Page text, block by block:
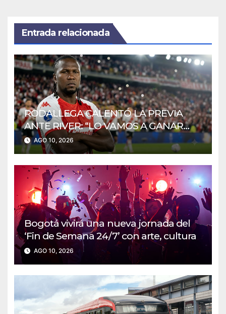
Entrada relacionada
RODALLEGA CALENTÓ LA PREVIA
ANTE RIVER: “LO VAMOS A GANAR
CON HUEVITOS”
AGO 10, 2026
Bogotá vivirá una nueva jornada del
‘Fin de Semana 24/7’ con arte, cultura
AGO 10, 2026